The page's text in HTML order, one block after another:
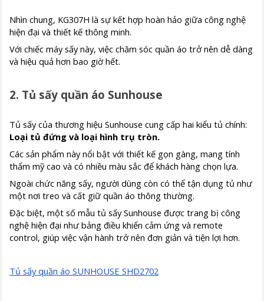
Nhìn chung, KG307H là sự kết hợp hoàn hảo giữa công nghệ
hiện đại và thiết kế thông minh.
Với chiếc máy sấy này, việc chăm sóc quần áo trở nên dễ dàng
và hiệu quả hơn bao giờ hết.
2. Tủ sấy quần áo Sunhouse
Tủ sấy của thương hiệu Sunhouse cung cấp hai kiểu tủ chính:
Loại tủ đứng và loại hình trụ tròn.
Các sản phẩm này nổi bật với thiết kế gọn gàng, mang tính
thẩm mỹ cao và có nhiều màu sắc để khách hàng chọn lựa.
Ngoài chức năng sấy, người dùng còn có thể tận dụng tủ như
một nơi treo và cất giữ quần áo thông thường.
Đặc biệt, một số mẫu tủ sấy Sunhouse được trang bị công
nghệ hiện đại như bảng điều khiển cảm ứng và remote
control, giúp việc vận hành trở nên đơn giản và tiện lợi hơn.
Tủ sấy quần áo SUNHOUSE SHD2702